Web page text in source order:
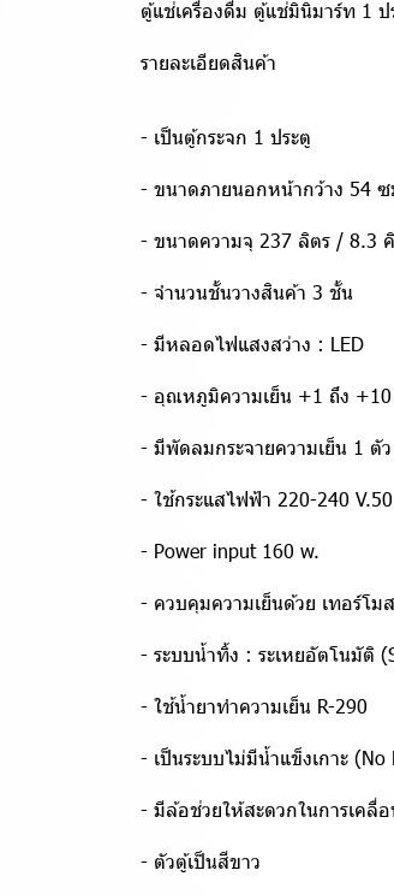
ตู้แช่เครื่องดื่ม ตู้แช่มินิมาร์ท 1
รายละเอียดสินค้า
- เป็นตู้กระจก 1 ประตู
- ขนาดภายนอกหน้ากว้าง 54
- ขนาดความจุ 237 ลิตร / 8.3
- จำนวนชั้นวางสินค้า 3 ชั้น
- มีหลอดไฟแสงสว่าง : LED
- อุณหภูมิความเย็น +1 ถึง +10
- มีพัดลมกระจายความเย็น 1 ตัว
- ใช้กระแสไฟฟ้า 220-240
- Power input 160 w.
- ควบคุมความเย็นด้วย เทอร์โม
- ระบบน้ำทิ้ง : ระเหยอัตโนมัติ
- ใช้น้ำยาทำความเย็น R-290
- เป็นระบบไม่มีน้ำแข็งเกาะ (No
- มีล้อช่วยให้สะดวกในการเคลื่
- ตัวตู้เป็นสีขาว